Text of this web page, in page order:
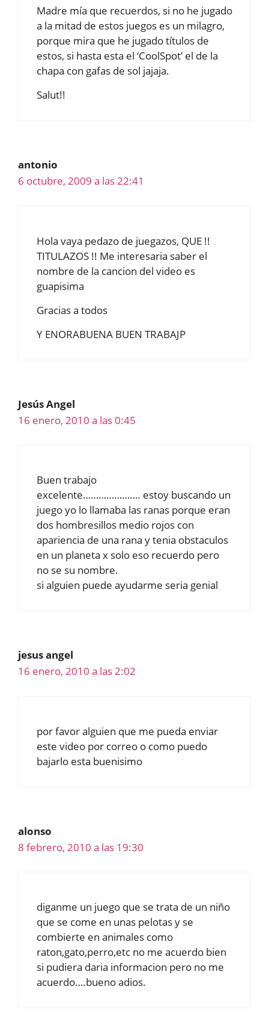
Madre mía que recuerdos, si no he jugado
a la mitad de estos juegos es un milagro,
porque mira que he jugado títulos de
estos, si hasta esta el ‘CoolSpot’ el de la
chapa con gafas de sol jajaja.
Salut!!
antonio
6 octubre, 2009 a las 22:41
Hola vaya pedazo de juegazos, QUE !!
TITULAZOS !! Me interesaria saber el
nombre de la cancion del video es
guapisima
Gracias a todos
Y ENORABUENA BUEN TRABAJP
Jesús Angel
16 enero, 2010 a las 0:45
Buen trabajo
excelente…………………. estoy buscando un
juego yo lo llamaba las ranas porque eran
dos hombresillos medio rojos con
apariencia de una rana y tenia obstaculos
en un planeta x solo eso recuerdo pero
no se su nombre.
si alguien puede ayudarme seria genial
jesus angel
16 enero, 2010 a las 2:02
por favor alguien que me pueda enviar
este video por correo o como puedo
bajarlo esta buenisimo
alonso
8 febrero, 2010 a las 19:30
diganme un juego que se trata de un niño
que se come en unas pelotas y se
combierte en animales como
raton,gato,perro,etc no me acuerdo bien
si pudiera daria informacion pero no me
acuerdo….bueno adios.